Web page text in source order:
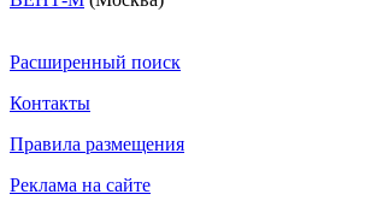
Расширенный поиск
Контакты
Правила размещения
Реклама на сайте